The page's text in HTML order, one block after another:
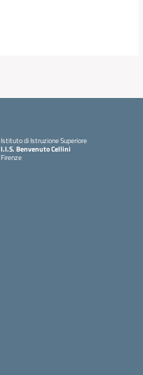
Istituto di Istruzione Superiore
I.I.S. Benvenuto Cellini
Firenze